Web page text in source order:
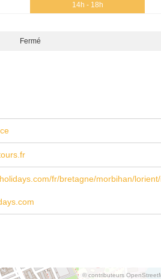
14h - 18h
Fermé
fr/bretagne/morbihan/
© contributeurs